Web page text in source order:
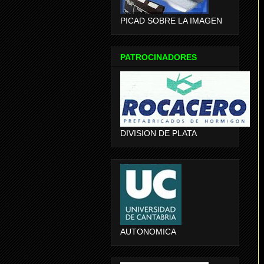
PICAD SOBRE LA IMAGEN
PATROCINADORES
DIVISION DE PLATA
AUTONOMICA